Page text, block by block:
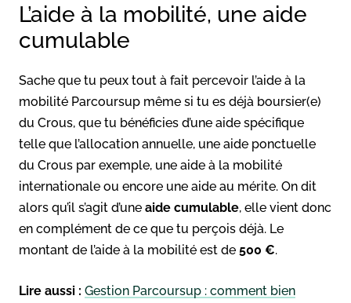
L’aide à la mobilité, une aide
cumulable
Sache que tu peux tout à fait percevoir l’aide à la
mobilité Parcoursup même si tu es déjà boursier(e)
du Crous, que tu bénéficies d’une aide spécifique
telle que l’allocation annuelle, une aide ponctuelle
du Crous par exemple, une aide à la mobilité
internationale ou encore une aide au mérite. On dit
alors qu’il s’agit d’une aide cumulable, elle vient donc
en complément de ce que tu perçois déjà. Le
montant de l’aide à la mobilité est de 500 €.
Lire aussi : Gestion Parcoursup : comment bien